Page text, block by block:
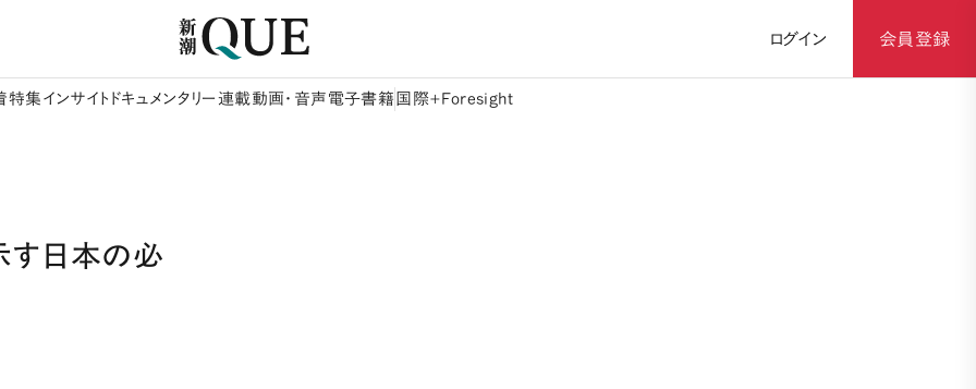
ログイン 会員登録
特集 インサイト ドキュメンタリー 連載動画・音声 電子書籍 国際+Foresight
す日本の必